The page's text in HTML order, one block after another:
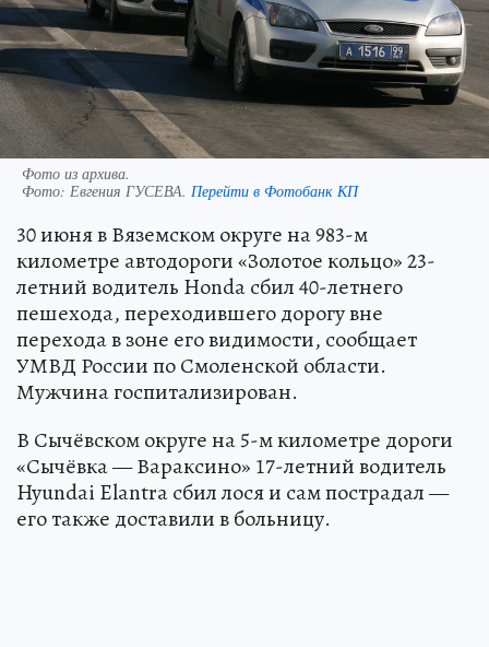
Фото из архива.
Фото: Евгения ГУСЕВА. Перейти в Фотобанк КП
30 июня в Вяземском округе на 983-м
километре автодороги «Золотое кольцо» 23-
летний водитель Honda сбил 40-летнего
пешехода, переходившего дорогу вне
перехода в зоне его видимости, сообщает
УМВД России по Смоленской области.
Мужчина госпитализирован.
В Сычёвском округе на 5-м километре дороги
«Сычёвка — Вараксино» 17-летний водитель
Hyundai Elantra сбил лося и сам пострадал —
его также доставили в больницу.